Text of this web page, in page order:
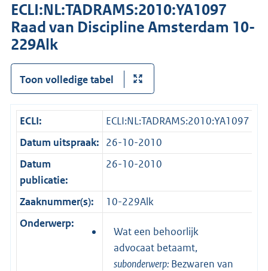
ECLI:NL:TADRAMS:2010:YA1097
Raad van Discipline Amsterdam 10-
229Alk
Toon volledige tabel
ECLI:
ECLI:NL:TADRAMS:2010:YA1097
Datum uitspraak: 26-10-2010
Datum
publicatie:
26-10-2010
Zaaknummer(s):
10-229Alk
Onderwerp:
Wat een behoorlijk
advocaat betaamt,
subonderwerp: Bezwaren van